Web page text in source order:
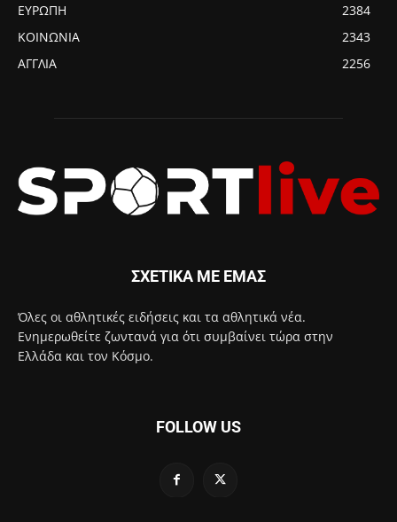
ΕΥΡΩΠΗ
2384
ΚΟΙΝΩΝΙΑ
2343
ΑΓΓΛΙΑ
2256
ΣΧΕΤΙΚΑ ΜΕ ΕΜΑΣ
Όλες οι αθλητικές ειδήσεις και τα αθλητικά νέα.
Ενημερωθείτε ζωντανά για ότι συμβαίνει τώρα στην
Ελλάδα και τον Κόσμο.
FOLLOW US